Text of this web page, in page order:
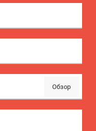
Обзор